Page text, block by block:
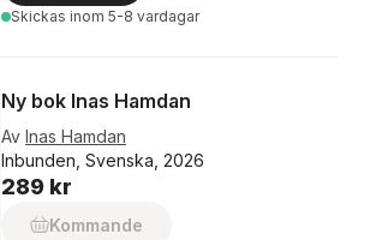
Skickas inom 5-8 vardagar
Ny bok Inas Hamdan
Av Inas Hamdan
Inbunden, Svenska, 2026
289 kr
Kommande